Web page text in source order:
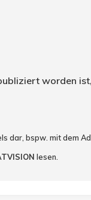
worden
dar, bspw. mit dem
lesen.